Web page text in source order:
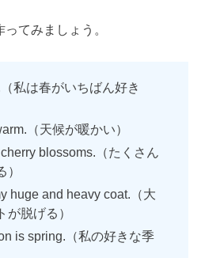
てみましょう。
私は春がいちばん好き
（天候が暖かい）
blossoms.（たくさん
huge and heavy coat.（大
が脱げる）
is spring.（私の好きな季